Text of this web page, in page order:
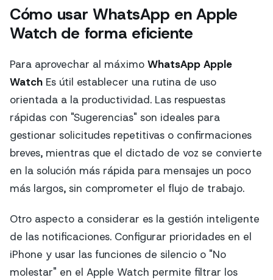
Cómo usar WhatsApp en Apple
Watch de forma eficiente
Para aprovechar al máximo WhatsApp Apple
Watch Es útil establecer una rutina de uso
orientada a la productividad. Las respuestas
rápidas con "Sugerencias" son ideales para
gestionar solicitudes repetitivas o confirmaciones
breves, mientras que el dictado de voz se convierte
en la solución más rápida para mensajes un poco
más largos, sin comprometer el flujo de trabajo.
Otro aspecto a considerar es la gestión inteligente
de las notificaciones. Configurar prioridades en el
iPhone y usar las funciones de silencio o "No
molestar" en el Apple Watch permite filtrar los